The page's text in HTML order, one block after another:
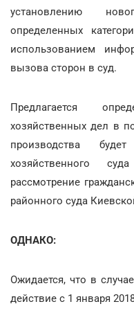
установлению
определенных
использованием
вызова сторон в суд.
Предлагается
хозяйственных дел в
производства
хозяйственного
рассмотрение
районного суда
ОДНАКО:
Ожидается, что в
действие с 1 января